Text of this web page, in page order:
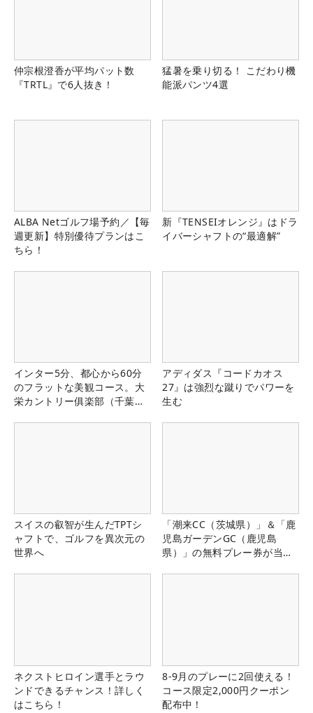
仲宗根澄香が平均パット数
『TRTL』で6人抜き！
猛暑を乗り切る！ こだわり機
能派パンツ4選
ALBA Netゴルフ場予約／【毎
週更新】特別優待プランはこ
ちら！
新『TENSEIオレンジ』はドラ
イバーシャフトの“最適解”
インター5分、都心から60分
のフラットな美観コース。大
栄カントリー俱楽部（千葉
アディダス『コードカオス
27』は強烈な蹴りでパワーを
生む
スイスの叡智が生んだTPTシ
ャフトで、ゴルフを異次元の
世界へ
「潮来CC（茨城県）」＆「鹿
児島ガーデンGC（鹿児島
県）」の無料プレー券が当た
ネクストヒロイン選手とラウ
ンドできるチャンス！詳しく
はこちら！
8-9月のプレーに2回使える！
コース限定2,000円クーポン
配布中！